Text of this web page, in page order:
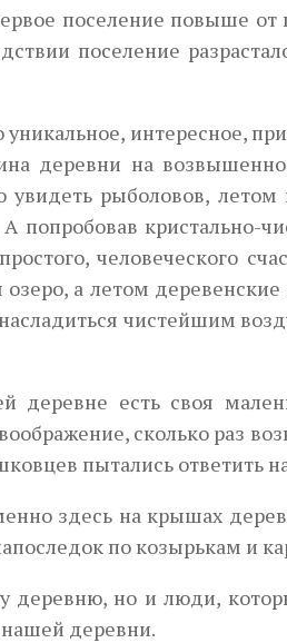
поселение повыше от
поселение
интересное,
деревни на
рыболовов, летом
попробовав кристально-
человеческого
озеро, а летом
чистейшим
деревне есть своя
сколько раз
пытались ответить
здесь на крышах
по козырькам и
деревню, но и люди,
нашей деревни.